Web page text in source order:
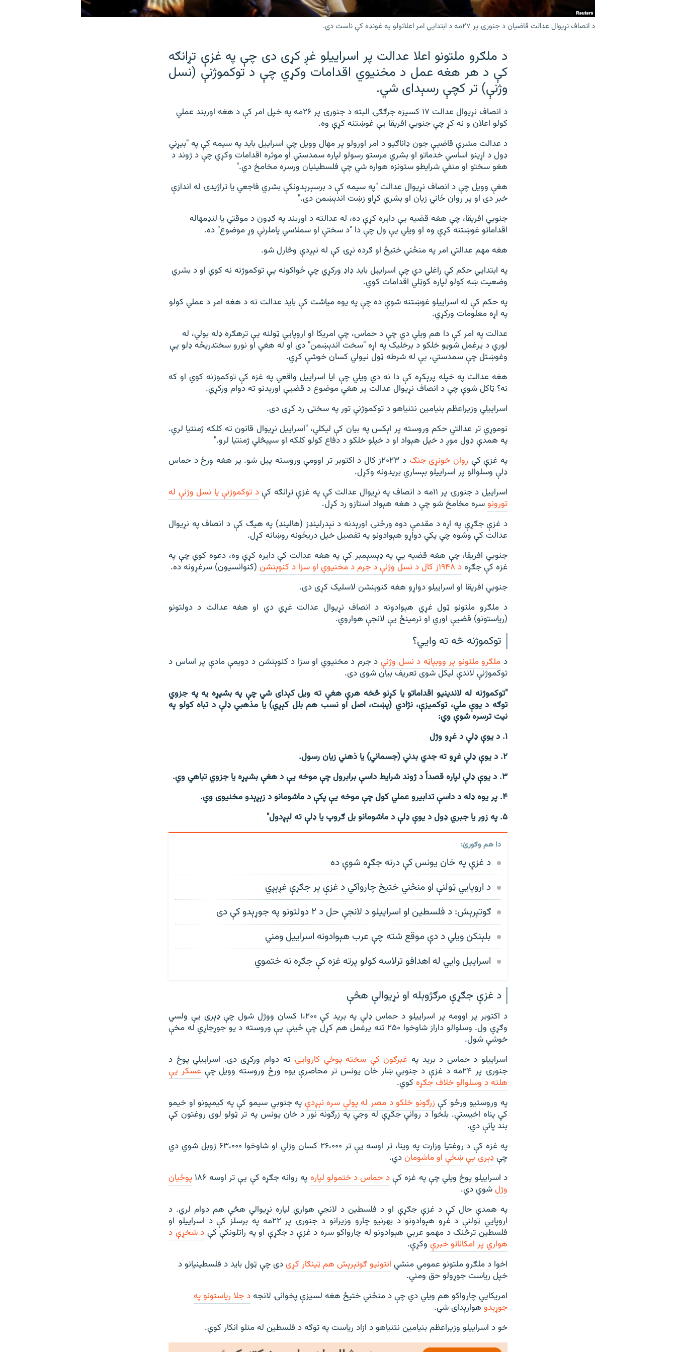
د انصاف نړیوال عدالت قاضیان د جنورۍ پر ۲۷مه د ابتدايي امر اعلانولو په غونډه کې ناست دي.
د ملګرو ملتونو اعلا عدالت پر اسراییلو غږ کړی دی چې په غزې تړانګه
کې د هر هغه عمل د مخنیوي اقدامات وکړي چې د توکموژنې (نسل
وژنې) تر کچې رسېدای شي.
د انصاف نړیوال عدالت ۱۷ کسیزه جرګګۍ البته د جنورۍ پر ۲۶مه په خپل امر کې د هغه اوربند عملي
کولو اعلان و نه کړ چې جنوبي افریقا یې غوښتنه کړې وه.
د عدالت مشرې قاضیې جون ډاناګیو د امر اورولو پر مهال وویل چې اسراییل باید په سیمه کې په "بیړني
ډول د اړینو اساسي خدماتو او بشري مرستو رسولو لپاره سمدستي او موثره اقدامات وکړي چې د ژوند د
هغو سختو او منفي شرایطو ستونزه هواره شي چې فلسطینیان ورسره مخامخ دي."
هغې وویل چې د انصاف نړیوال عدالت "په سیمه کې د برسېرېدونکې بشري فاجعي یا تراژیدۍ له اندازې
خبر دی او پر روان ځاني زیان او بشري کړاو زښت اندېښمن دی."
جنوبي افریقا، چې هغه قضیه یې دایره کړې ده، له عدالته د اوربند په ګډون د موقتي یا لنډمهاله
اقداماتو غوښتنه کړې وه او ویلي یې ول چې دا "د سختې او سملاسي پاملرنې وړ موضوع" ده.
هغه مهم عدالتي امر په منځني ختیځ او ګرده نړۍ کې له نېږدې وڅارل شو.
په ابتدايي حکم کې راغلي دي چې اسراییل باید ډاډ ورکړي چې ځواکونه یې توکموژنه نه کوي او د بشري
وضعیت ښه کولو لپاره کوټلي اقدامات کوي.
په حکم کې له اسراییلو غوښتنه شوې ده چې په یوه میاشت کې باید عدالت ته د هغه امر د عملي کولو
په اړه معلومات ورکړي.
عدالت په امر کې دا هم ویلي دي چې د حماس، چې امریکا او اروپايي ټولنه یې ترهګره ډله بولي، له
لوري د یرغمل شویو خلکو د برخلیک په اړه "سخت اندېښمن" دی او له هغې او نورو سختدریځه ډلو یې
وغوښتل چې سمدستي، بې له شرطه ټول نیولي کسان خوشې کړي.
هغه عدالت په خپله پرېکړه کې دا نه دي ویلي چې ایا اسراییل واقعي په غزه کې توکموژنه کوي او که
نه؟ ټاکل شوې چې د انصاف نړیوال عدالت پر هغې موضوع د قضیې اورېدنو ته دوام ورکړي.
اسراییلي وزیراعظم بنیامین نتنیاهو د توکموژنې تور په سختۍ رد کړی دی.
نوموړي تر عدالتي حکم وروسته پر اېکس په بیان کې لیکلي، "اسراییل نړیوال قانون ته کلکه ژمنتیا لري.
په همدې ډول موږ د خپل هېواد او د خپلو خلکو د دفاع کولو کلکه او سپېڅلې ژمنتیا لرو."
په غزې کې روان خونړی جنګ
د ۲۰۲۳ز کال د اکتوبر تر اوومې وروسته پیل شو. پر هغه ورځ د حماس
ډلې وسلوالو پر اسراییلو بېساري بریدونه وکړل.
اسراییل د جنورۍ پر ۱۱مه د انصاف په نړیوال عدالت کې په غزې تړانګه کې
د توکموژنې یا نسل وژنې له
تورونوسره مخامخ شو چې د هغه هېواد استازو رد کړل.
د غزې جګړې په اړه د مقدمې دوه ورځنۍ اورېدنه د نېدرلینډز (هالینډ) په هیګ کې د انصاف په نړیوال
عدالت کې وشوه چې پکې دواړو هېوادونو په تفصیل خپل دریځونه روښانه کړل.
جنوبي افریقا، چې هغه قضیه یې په ډېسېمبر کې په هغه عدالت کې دایره کړې وه، دعوه کوي چې په
غزه کې جګړهد ۱۹۴۸ز کال د نسل وژنې د جرم د مخنیوي او سزا د کنوېنشن
(کنوانسیون) سرغړونه ده.
جنوبي افریقا او اسراییلو دواړو هغه کنوېنشن لاسلیک کړی دی.
د ملګرو ملتونو ټول غړي هېوادونه د انصاف نړیوال عدالت غړي دي او هغه عدالت د دولتونو
(ریاستونو) قضیې اوري او ترمینځ یې لانجې هواروي.
توکموژنه څه ته وايي؟
د ملګرو ملتونو پر ووبپاڼه د نسل وژنې د جرم د مخنیوي او سزا د کنوېنشن د دویمې مادې پر اساس د
توکموژنې لاندې لیکل شوی تعریف بیان شوی دی.
"توکموژنه له لاندینیو اقداماتو یا کړنو څخه هرې هغې ته ویل کېدای شي چې په بشپړه یه په جزوي
توګه د یوې ملي، توکمیزې، نژادي (پښت، اصل او نسب هم بلل کېږي) یا مذهبي ډلې د تباه کولو په
نیت ترسره شوې وي:
۱. د یوې ډلې د غړو وژل
۲. د یوې ډلې غړو ته جدي بدني (جسماني) یا ذهني زیان رسول.
۳. د یوې ډلې لپاره قصداً د ژوند شرایط داسې برابرول چې موخه یې د هغې بشپړه یا جزوي تباهي وي.
۴. پر یوه ډله د داسې تدابیرو عملي کول چې موخه یې پکې د ماشومانو د زېږېدو مخنیوی وي.
۵. په زور یا جبري ډول د یوې ډلې د ماشومانو بل ګروپ یا ډلې ته لېږدول"
دا هم وګورئ:
د غزې په خان يونس کې درنه جګړه شوې ده
د اروپايي ټولنې او منځني ختیځ چارواکي د غزې پر جګړې غږېږي
ګوتېرېش: د فلسطین او اسراییلو د لانجې حل د ۲ دولتونو په جوړېدو کې دی
بلېنکن ويلي د دې موقع شته چې عرب هېوادونه اسراییل ومني
اسراییل وايي له اهدافو ترلاسه کولو پرته غزه کې جګړه نه ختموي
د غزې جګړې مرګژوبله او نړیوالې هڅې
د اکتوبر پر اوومه پر اسراییلو د حماس ډلې په برید کې ۱،۲۰۰ کسان ووژل شول چې ډېری یې ولسي
وګړي ول. وسلوالو داراز شاوخوا ۲۵۰ تنه یرغمل هم کړل چې ځینې یې وروسته د یو جوړجاړي له مخې
خوشې شول.
اسراییلو د حماس د برید په غبرګون کې سخته پوځي کاروايۍ ته دوام ورکړی دی. اسراییلي پوځ د
جنورۍ پر ۲۴مه د غزې د جنوبي ښار خان یونس تر محاصرې یوه ورځ وروسته وویل چې
عسکر یې
هلته د وسلوالو خلاف جګړه کوي.
په وروستیو ورځو کې زرګونو خلکو د مصر له پولې سره نېږدې په جنوبي سیمو کې په کیمپونو او خیمو
کې پناه اخیستې. بلخوا د روانې جګړې له وجې په زرګونه نور د خان یونس په تر ټولو لوی روغتون کې
بند پاتې دي.
په غزه کې د روغتیا وزارت په وینا، تر اوسه یې تر ۲۶،۰۰۰ کسان وژلي او شاوخوا ۶۳،۰۰۰ ژوبل شوي دي
چېډېری یې ښځې او ماشوماندي.
د اسراییلو پوځ ویلي چې په غزه کېد حماس د ختمولو لپاره په روانه جګړه کې یې تر اوسه ۱۸۶
پوځیان
وژلشوي دي.
په همدې حال کې د غزې جګړې او د فلسطین د لانجې هواري لپاره نړیوالې هڅې هم دوام لري. د
اروپايي ټولنې د غړو هېوادونو د بهرنیو چارو وزیرانو د جنورۍ پر ۲۲مه په برسلز کې د اسراییلو او
فلسطین ترڅنګ د مهمو عربي هېوادونو له چارواکو سره د غزې د جګړې او په راتلونکې کې د شخړې د
هواري پر امکاناتو خبرې وکړې.
اخوا د ملګرو ملتونو عمومي منشي انتونیو ګوتېرېش هم ټینګار کړیدی چې ټول باید د فلسطینیانو د
خپل ریاست جوړولو حق ومني.
امریکايي چارواکو هم ویلي دي چې د منځني ختیځ هغه لسیزې پخوانۍ لانجهد جلا ریاستونو په
جوړېدو هوارېدای شي.
خو د اسراییلو وزیراعظم بنیامین نتنیاهو د ازاد ریاست په توګه د فلسطین له منلو انکار کوي.